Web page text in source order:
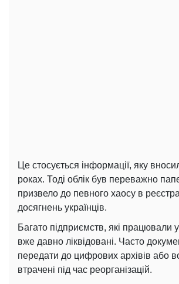
Це стосується інформації, яку
роках. Тоді облік був переважно
призвело до певного хаосу в
досягнень українців.
Багато підприємств, які працювали
вже давно ліквідовані. Часто
передати до цифрових архівів або
втрачені під час реорганізацій.